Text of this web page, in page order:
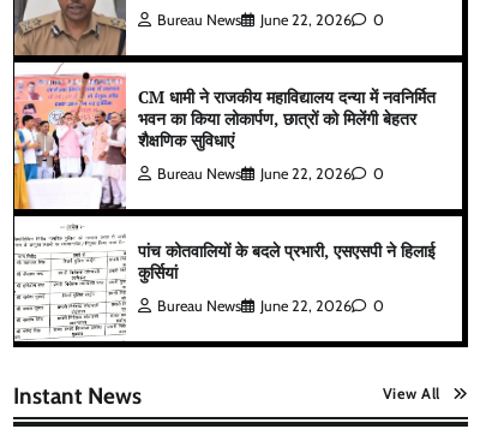
Bureau News June 22, 2026 0
CM धामी ने राजकीय महाविद्यालय दन्या में नवनिर्मित
भवन का किया लोकार्पण, छात्रों को मिलेंगी बेहतर
शैक्षणिक सुविधाएं
Bureau News June 22, 2026 0
पांच कोतवालियों के बदले प्रभारी, एसएसपी ने हिलाई
कुर्सियां
Bureau News June 22, 2026 0
Instant News View All